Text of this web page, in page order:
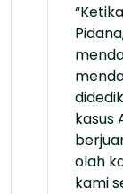
kasus
olah
kami